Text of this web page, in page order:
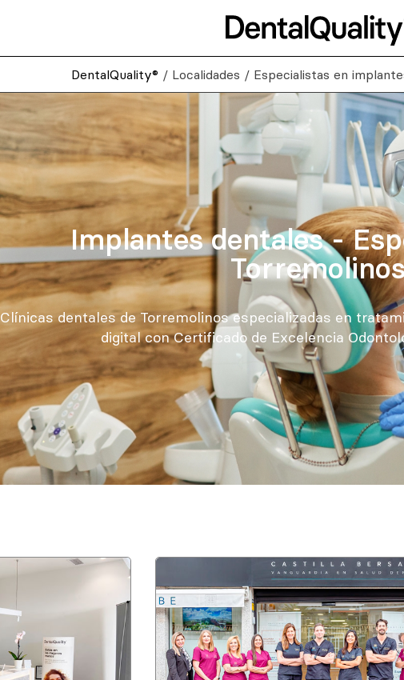
DentalQuality® / Localidades / Especialistas en
Implantes dentales -
Torremolinos
Clínicas dentales de Torremolinos especializadas en
digital con Certificado de Excelencia